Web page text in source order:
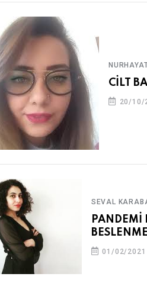
CİLT
20/10/
SEVAL
PANDEMİ
01/02/2021